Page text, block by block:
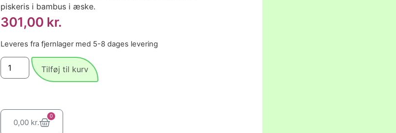
piskeris i bambus i æske.
301,00 kr.
Leveres fra fjernlager med 5-8 dages levering
Tilføj til kurv
0,00 kr.
0